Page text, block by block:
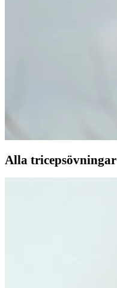
Alla tricepsövningar